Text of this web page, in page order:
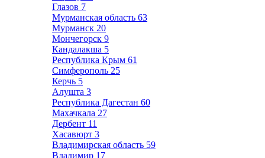
Глазов 7
Мурманская область 63
Мурманск 20
Мончегорск 9
Кандалакша 5
Республика Крым 61
Симферополь 25
Керчь 5
Алушта 3
Республика Дагестан 60
Махачкала 27
Дербент 11
Хасавюрт 3
Владимирская область 59
Владимир 17